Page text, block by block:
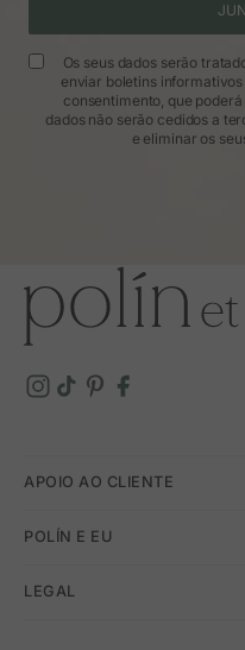
Os seus dados serão
enviar boletins
consentimento, que
dados não serão cedidos a
e eliminar os
APOIO AO CLIENTE
POLÍN E EU
LEGAL